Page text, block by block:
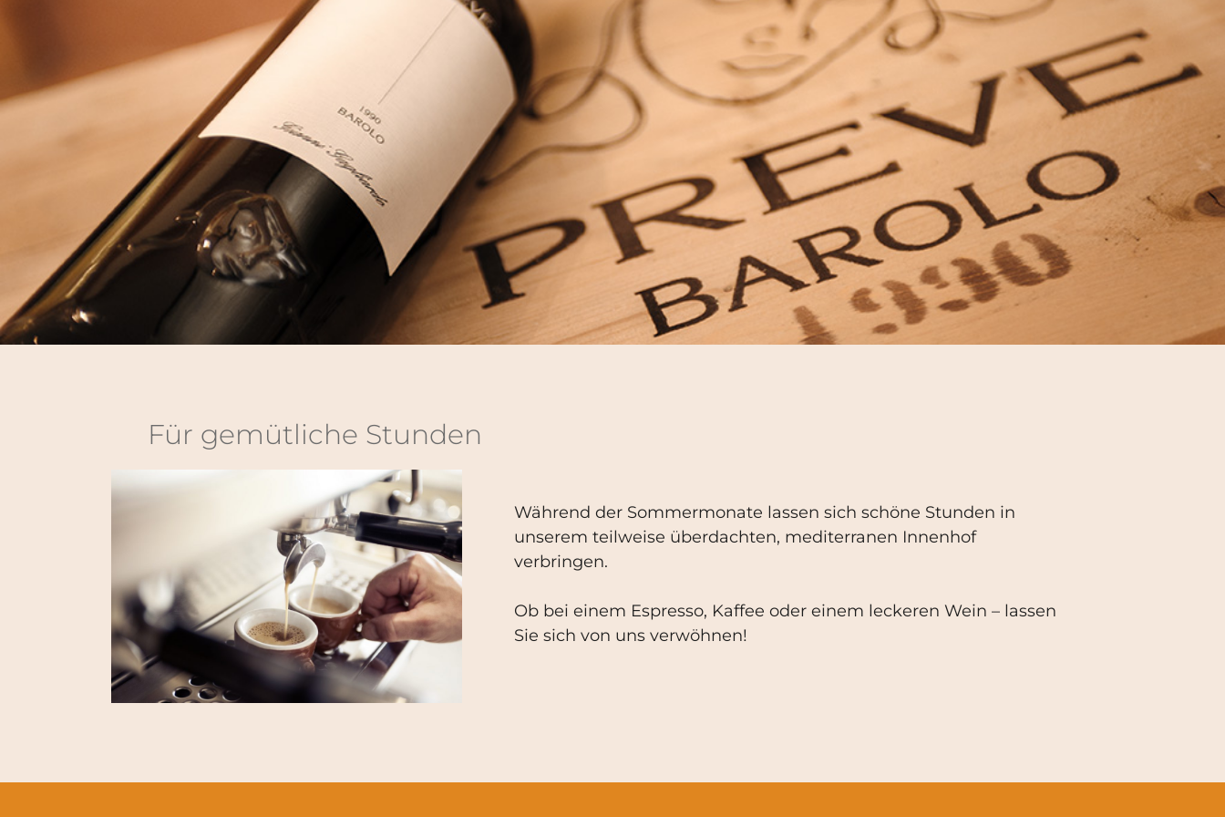
Für gemütliche Stunden
Während der Sommermonate lassen sich schöne Stunden in
unserem teilweise überdachten, mediterranen Innenhof
verbringen.
Ob bei einem Espresso, Kaffee oder einem leckeren Wein – lassen
Sie sich von uns verwöhnen!